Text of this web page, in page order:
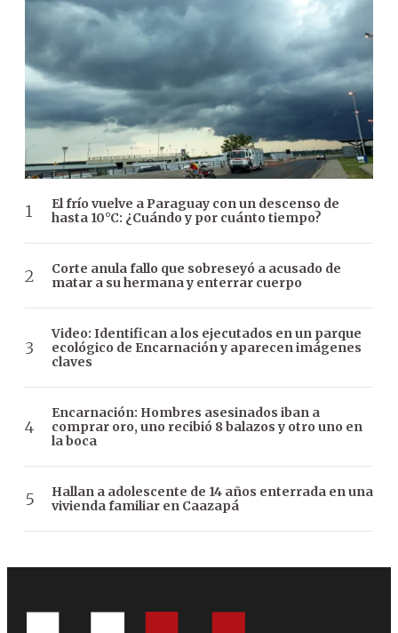
El frío vuelve a Paraguay con un descenso de
hasta 10°C: ¿Cuándo y por cuánto tiempo?
Corte anula fallo que sobreseyó a acusado de
matar a su hermana y enterrar cuerpo
Video: Identifican a los ejecutados en un parque
ecológico de Encarnación y aparecen imágenes
claves
Encarnación: Hombres asesinados iban a
comprar oro, uno recibió 8 balazos y otro uno en
la boca
Hallan a adolescente de 14 años enterrada en una
vivienda familiar en Caazapá